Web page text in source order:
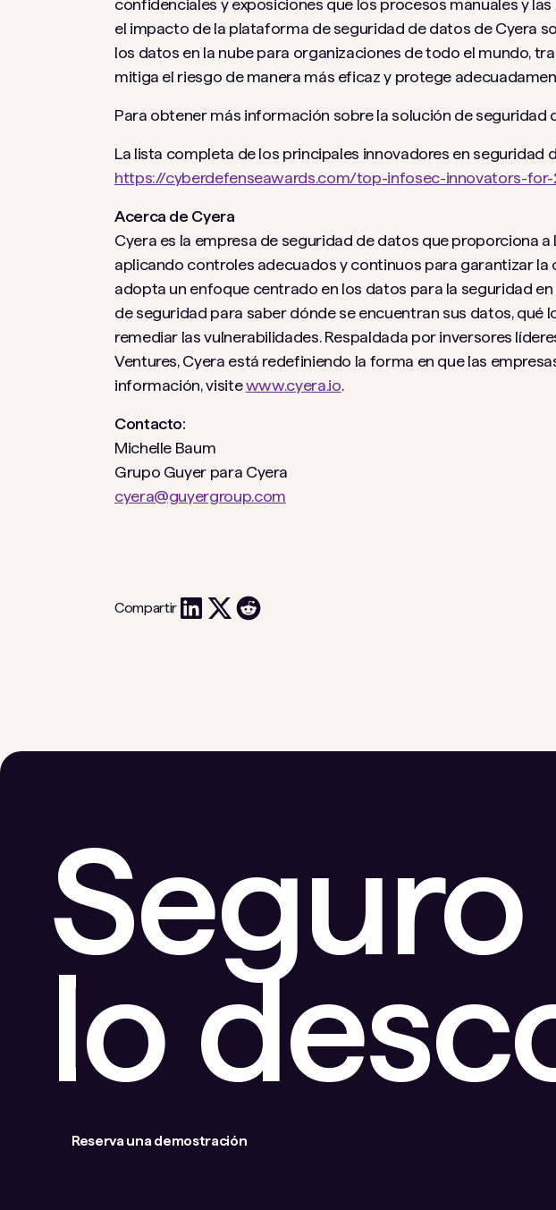
confidenciales y exposiciones que los procesos manuales y
el impacto de la plataforma de seguridad de datos de Cyera
los datos en la nube para organizaciones de todo el mundo,
mitiga el riesgo de manera más eficaz y protege
Para obtener más información sobre la solución de seguridad
La lista completa de los principales innovadores en seguridad
https://cyberdefenseawards.com/top-infosec-innovators-
Acerca de Cyera
Cyera es la empresa de seguridad de datos que proporciona
aplicando controles adecuados y continuos para garantizar
adopta un enfoque centrado en los datos para la seguridad
de seguridad para saber dónde se encuentran sus datos,
remediar las vulnerabilidades. Respaldada por inversores
Ventures, Cyera está redefiniendo la forma en que las
información, visitewww.cyera.io.
Contacto:
Michelle Baum
Grupo Guyer para Cyera
cyera@guyergroup.com
Compartir
Seguro
lo
Reserva una demostración